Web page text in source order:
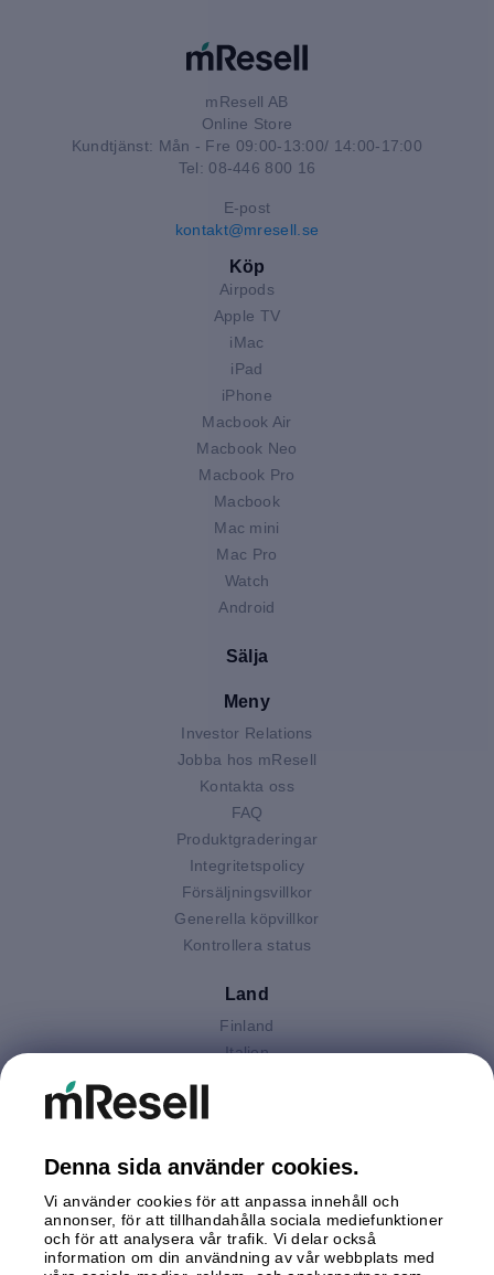
mResell AB
Online Store
Kundtjänst: Mån - Fre 09:00-13:00/ 14:00-17:00
Tel: 08-446 800 16
E-post
kontakt@mresell.se
Köp
Airpods
Apple TV
iMac
iPad
iPhone
Macbook Air
Macbook Neo
Macbook Pro
Macbook
Mac mini
Mac Pro
Watch
Android
Sälja
Meny
Investor Relations
Jobba hos mResell
Kontakta oss
FAQ
Produktgraderingar
Integritetspolicy
Försäljningsvillkor
Generella köpvillkor
Kontrollera status
Land
Finland
Italien
Storbritannien
Tyskland
Österrike
Denna sida använder cookies.
Vi använder cookies för att anpassa innehåll och
annonser, för att tillhandahålla sociala mediefunktioner
och för att analysera vår trafik. Vi delar också
information om din användning av vår webbplats med